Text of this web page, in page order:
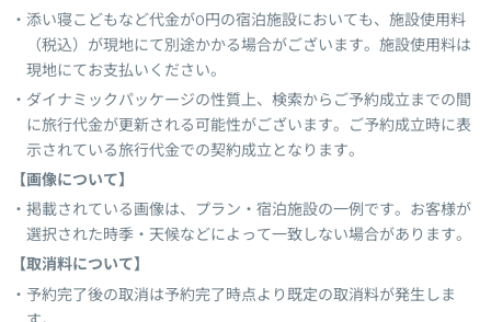
添い寝こどもなど代金が0円の宿泊施設においても、施設使用料
（税込）が現地にて別途かかる場合がございます。施設使用料は
現地にてお支払いください。
ダイナミックパッケージの性質上、検索からご予約成立までの間
に旅行代金が更新される可能性がございます。ご予約成立時に表
示されている旅行代金での契約成立となります。
【画像について】
掲載されている画像は、プラン・宿泊施設の一例です。お客様が
選択された時季・天候などによって一致しない場合があります。
【取消料について】
予約完了後の取消は予約完了時点より既定の取消料が発生しま